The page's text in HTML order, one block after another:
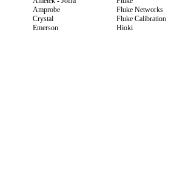
Amprobe
Crystal
Emerson
Fluke Networks
Fluke Calibration
Hioki